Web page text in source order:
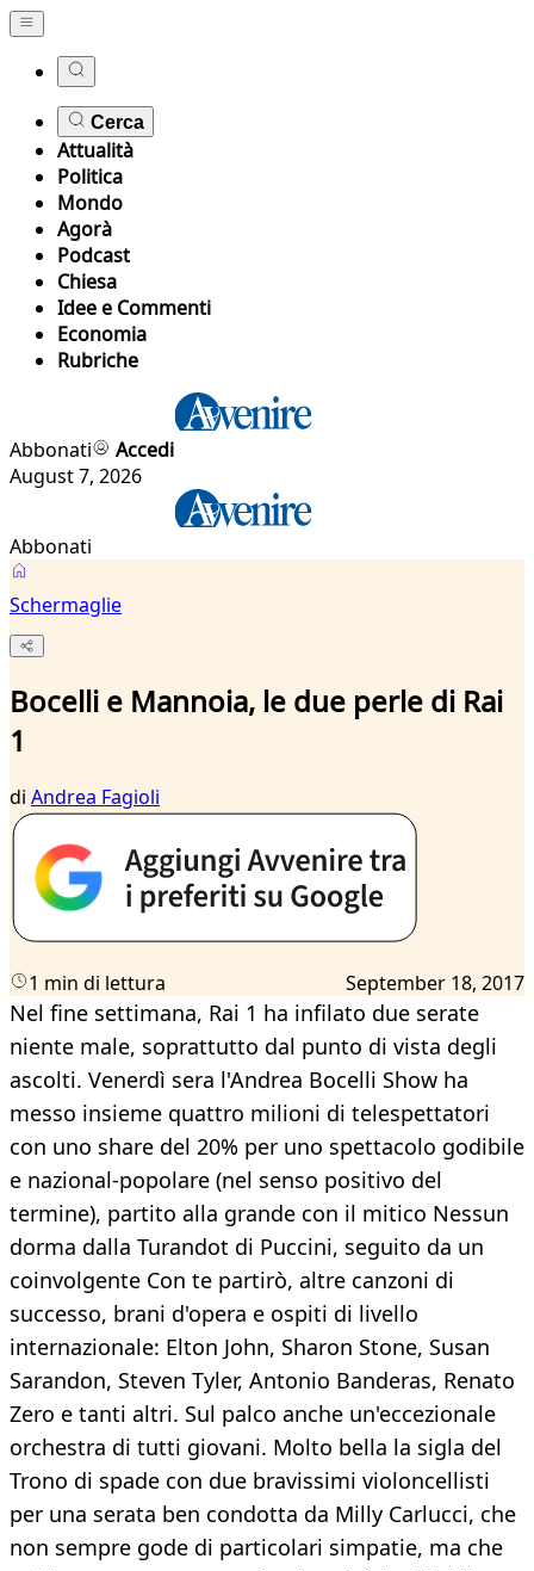
Cerca
Attualità
Politica
Mondo
Agorà
Podcast
Chiesa
Idee e Commenti
Economia
Rubriche
Abbonati
Accedi
August 7, 2026
Abbonati
Schermaglie
Bocelli e Mannoia, le due perle di Rai
1
di Andrea Fagioli
1 min di lettura September 18, 2017
Nel fine settimana, Rai 1 ha infilato due serate
niente male, soprattutto dal punto di vista degli
ascolti. Venerdì sera l'Andrea Bocelli Show ha
messo insieme quattro milioni di telespettatori
con uno share del 20% per uno spettacolo godibile
e nazional-popolare (nel senso positivo del
termine), partito alla grande con il mitico Nessun
dorma dalla Turandot di Puccini, seguito da un
coinvolgente Con te partirò, altre canzoni di
successo, brani d'opera e ospiti di livello
internazionale: Elton John, Sharon Stone, Susan
Sarandon, Steven Tyler, Antonio Banderas, Renato
Zero e tanti altri. Sul palco anche un'eccezionale
orchestra di tutti giovani. Molto bella la sigla del
Trono di spade con due bravissimi violoncellisti
per una serata ben condotta da Milly Carlucci, che
non sempre gode di particolari simpatie, ma che